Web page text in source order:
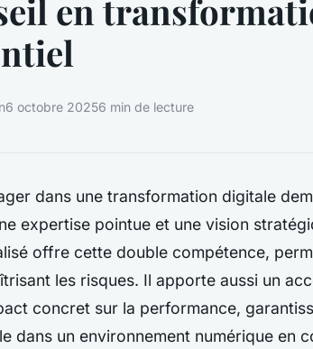
en
6 octobre 20256 min de lecture
dans une transformation digitale
expertise pointue et une vision
offre cette double compétence,
les risques. Il apporte aussi un
concret sur la performance,
dans un environnement numérique en